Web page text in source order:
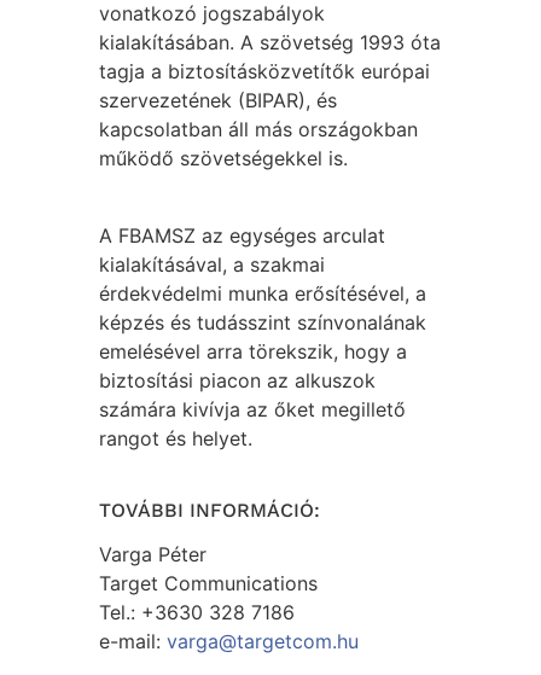
vonatkozó jogszabályok
kialakításában. A szövetség 1993 óta
tagja a biztosításközvetítők európai
szervezetének (BIPAR), és
kapcsolatban áll más országokban
működő szövetségekkel is.
A FBAMSZ az egységes arculat
kialakításával, a szakmai
érdekvédelmi munka erősítésével, a
képzés és tudásszint színvonalának
emelésével arra törekszik, hogy a
biztosítási piacon az alkuszok
számára kivívja az őket megillető
rangot és helyet.
TOVÁBBI INFORMÁCIÓ:
Varga Péter
Target Communications
Tel.: +3630 328 7186
e-mail:varga@targetcom.hu